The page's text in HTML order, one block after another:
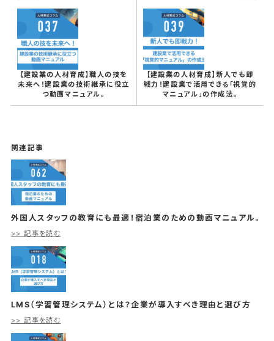
【建設業の人材育成】職人の技を
未来へ！建設業の技術継承に役立
つ動画マニュアル。
【建設業の人材育成】新人でも即
戦力！建設業で活用できる「視覚的
マニュアル」の作成法。
関連記事
外国人スタッフの教育にも最適！宿泊業のための動画マニュアル。
>> 記事を読む
LMS（学習管理システム）とは？企業が導入すべき理由と選び方
>> 記事を読む